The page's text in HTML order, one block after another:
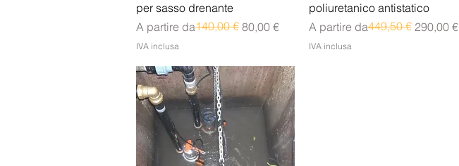
per sasso drenante
A partire da
Prezzo regolare140,00 € 80,00 €
Prezzo scontato
IVA inclusa
poliuretanico antistatico
A partire da
Prezzo regolare449,50 € 290,00 €
Prezzo scontato
IVA inclusa